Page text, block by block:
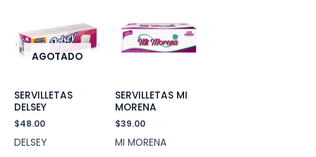
AGOTADO
SERVILLETAS
DELSEY
$48.00
DELSEY
SERVILLETAS MI
MORENA
$39.00
MI MORENA